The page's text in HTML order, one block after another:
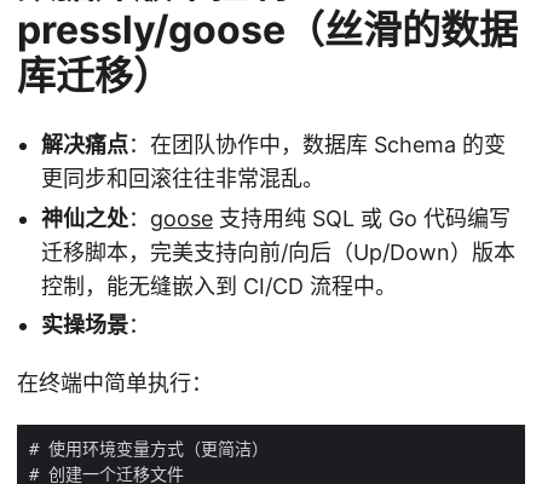
pressly/goose（丝滑的数据
库迁移）
解决痛点：在团队协作中，数据库 Schema 的变
更同步和回滚往往非常混乱。
神仙之处： goose 支持用纯 SQL 或 Go 代码编写
迁移脚本，完美支持向前/向后（Up/Down）版本
控制，能无缝嵌入到 CI/CD 流程中。
实操场景：
在终端中简单执行：